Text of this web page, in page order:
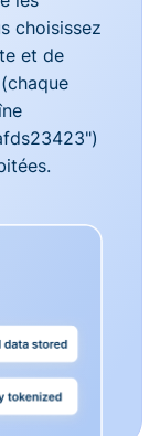
choisissez
et de